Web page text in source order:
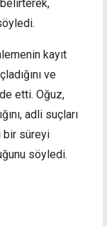
kayıt
ve
etti. Oğuz,
adli suçları
bir süreyi
söyledi.